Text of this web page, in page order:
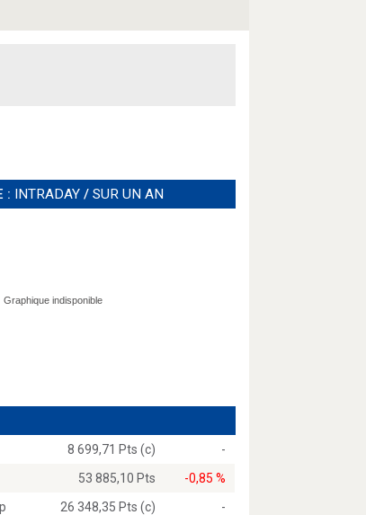
: INTRADAY /SUR UN AN
8 699,71 Pts (c)
-
53 885,10 Pts
-0,85 %
26 348,35 Pts (c)
-